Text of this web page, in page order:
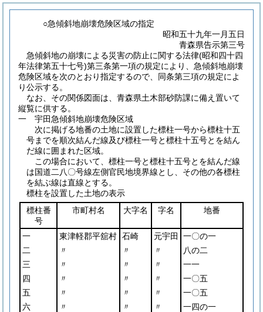
○急傾斜地崩壊危険区域の指定
昭和五十九年一月五日
青森県告示第三号
急傾斜地の崩壊による災害の防止に関する法律(昭和四十四
年法律第五十七号)第三条第一項の規定により、急傾斜地崩壊
危険区域を次のとおり指定するので、同条第三項の規定によ
り公示する。
なお、その関係図面は、青森県土木部砂防課に備え置いて
縦覧に供する。
一 宇田急傾斜地崩壊危険区域
次に掲げる地番の土地に設置した標柱一号から標柱十五
号までを順次結んだ線及び標柱一号と標柱十五号とを結ん
だ線に囲まれた区域。
この場合において、標柱一号と標柱十五号とを結んだ線
は国道二八〇号線左側官民地境界線とし、その他の各標柱
を結ぶ線は直線とする。
標柱を設置した土地の表示
標柱番
号
市町村名 大字名 字名 地番
一 東津軽郡平舘村 石崎 元宇田
一〇の一
二
〃 〃 〃
八の二
三
〃 〃 〃
一一
四
〃 〃 〃
一〇五
五
〃 〃 〃
一〇五
六
〃 〃 〃
一四の一